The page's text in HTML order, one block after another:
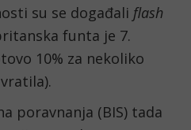
su se događali flash
funta je 7.
10% za nekoliko
poravnanja (BIS) tada